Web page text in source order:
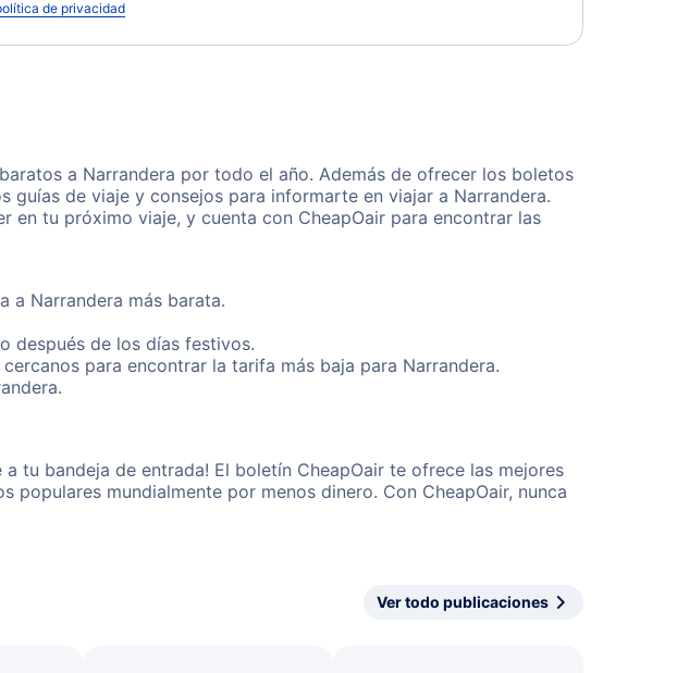
de privacidad
a Narrandera por todo el año. Además de ofrecer los boletos
de viaje y consejos para informarte en viajar a Narrandera.
en tu próximo viaje, y cuenta con CheapOair para encontrar las
a Narrandera más barata.
después de los días festivos.
para encontrar la tarifa más baja para Narrandera.
tu bandeja de entrada! El boletín CheapOair te ofrece las mejores
mundialmente por menos dinero. Con CheapOair, nunca
Ver todo publicaciones